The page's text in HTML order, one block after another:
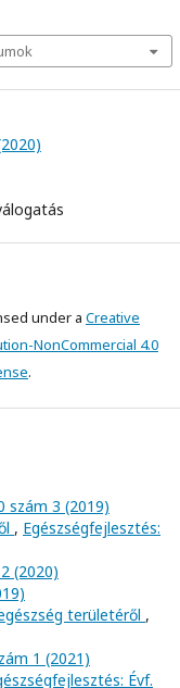
under a Creative
NonCommercial 4.0
.
szám 3 (2019)
, Egészségfejlesztés:
(2020)
területéről ,
1 (2021)
Évf.